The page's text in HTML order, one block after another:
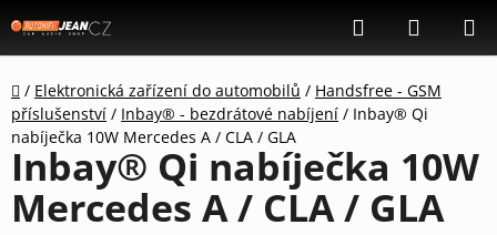
na
obsah
Hledat
KOŠÍK
Domů
/ Elektronická zařízení do automobilů / Handsfree - GSM
příslušenství / Inbay® - bezdrátové nabíjení / Inbay® Qi
nabíječka 10W Mercedes A / CLA / GLA
Inbay® Qi nabíječka 10W
Mercedes A / CLA / GLA